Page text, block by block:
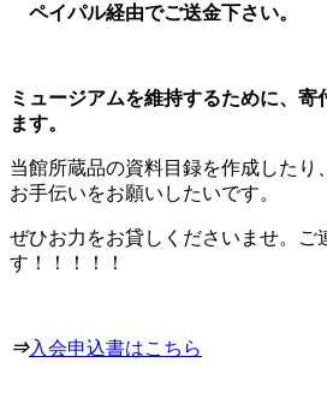
ペイパル経由でご送金下さい。
ミュージアムを維持するために、寄
ます。
当館所蔵品の資料目録を作成したり
お手伝いをお願いしたいです。
ぜひお力をお貸しくださいませ。ご
す！！！！！
⇒入会申込書はこちら